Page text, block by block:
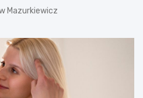
Mazurkiewicz